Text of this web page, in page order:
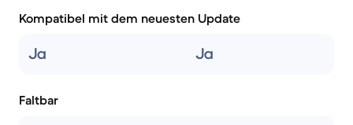
Kompatibel mit dem neuesten Update
Ja Ja
Faltbar